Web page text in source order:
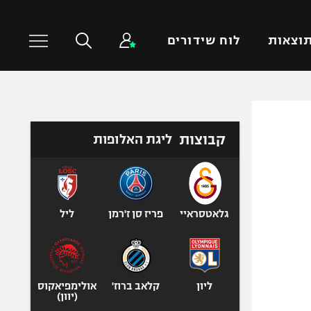
תוצאות לוח שידורים
טניס
כדורעף
אגרוף
ספורט אולימפי
UFC
קבוצות ליגת האלופות
גלאטסראיי פריז סן ז'רמן ליל
ליון קלאב ברוז'
אולימפיאקוס
(יוון)